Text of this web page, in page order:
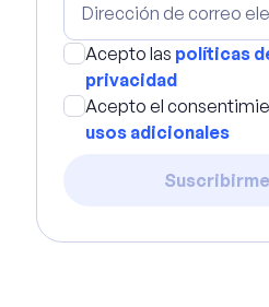
Acepto las políticas
privacidad
Acepto el
usos adicionales
Suscribirme